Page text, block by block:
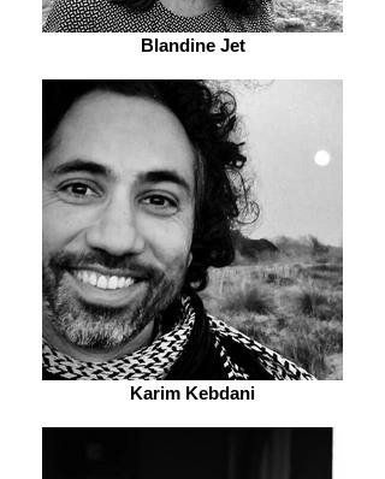
Blandine Jet
Karim Kebdani